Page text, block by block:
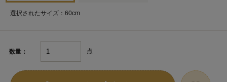
選択されたサイズ：60cm
数量： 点